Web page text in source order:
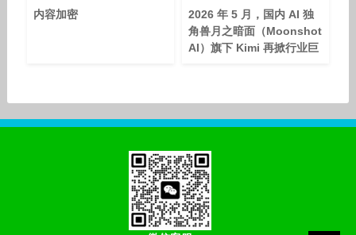
懂
内容加密
2026 年 5 月，国内 AI 独
角兽月之暗面（Moonshot
AI）旗下 Kimi 再掀行业巨
背后，Kimi 悄然完成顶级
kimi.com、kimi.ai、
kimi.cn、kimi.com.cn悉
数纳入囊中，构筑起品牌护
城河。 本轮融